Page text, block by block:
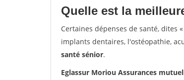
Quelle est la
Certaines dépenses de santé, dites
implants dentaires, l'ostéopathie,
santé sénior.
Eglassur Moriou Assurances